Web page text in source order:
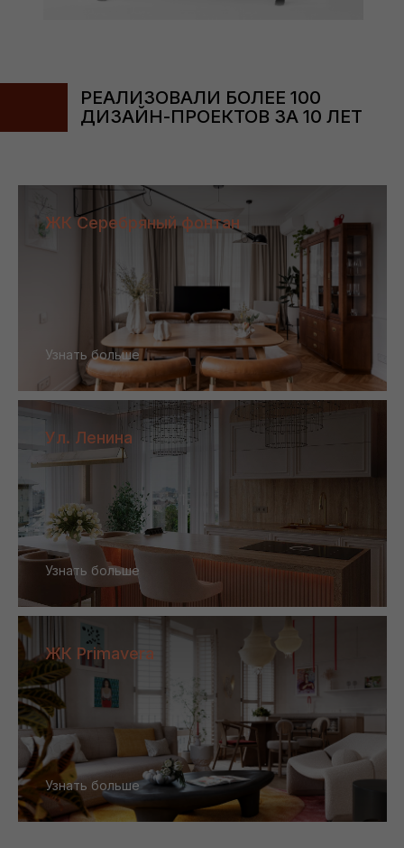
РЕАЛИЗОВАЛИ БОЛЕЕ 100
ДИЗАЙН-ПРОЕКТОВ ЗА 10 ЛЕТ
ЖК Серебряный фонтан
Узнать больше
Ул. Ленина
Узнать больше
ЖК Primavera
Узнать больше